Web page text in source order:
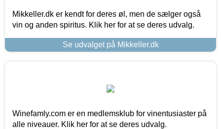
Mikkeller.dk er kendt for deres øl, men de sælger også
vin og anden spiritus. Klik her for at se deres udvalg.
Se udvalget på Mikkeller.dk
Winefamly.com er en medlemsklub for vinentusiaster på
alle niveauer. Klik her for at se deres udvalg.